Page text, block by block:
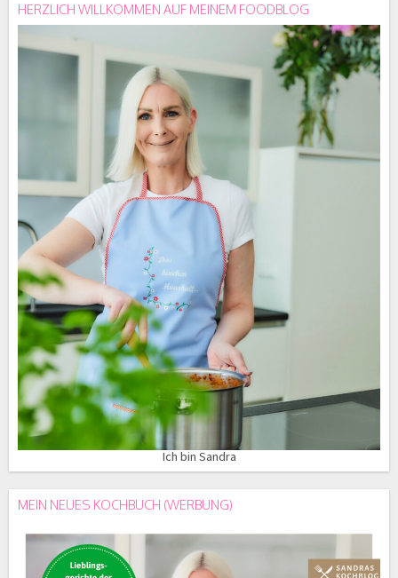
HERZLICH WILLKOMMEN AUF MEINEM FOODBLOG
Ich bin Sandra
MEIN NEUES KOCHBUCH (WERBUNG)